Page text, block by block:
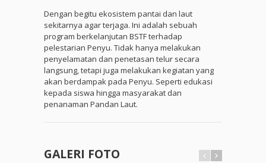
Dengan begitu ekosistem pantai dan laut
sekitarnya agar terjaga. Ini adalah sebuah
program berkelanjutan BSTF terhadap
pelestarian Penyu. Tidak hanya melakukan
penyelamatan dan penetasan telur secara
langsung, tetapi juga melakukan kegiatan yang
akan berdampak pada Penyu. Seperti edukasi
kepada siswa hingga masyarakat dan
penanaman Pandan Laut.
GALERI FOTO